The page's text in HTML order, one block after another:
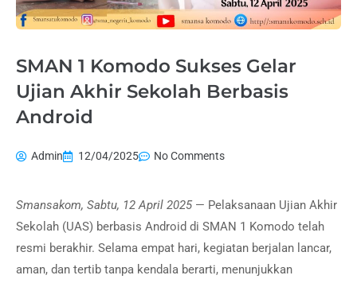
SMAN 1 Komodo Sukses Gelar
Ujian Akhir Sekolah Berbasis
Android
Admin 12/04/2025 No Comments
Smansakom, Sabtu, 12 April 2025— Pelaksanaan Ujian Akhir
Sekolah (UAS) berbasis Android di SMAN 1 Komodo telah
resmi berakhir. Selama empat hari, kegiatan berjalan lancar,
aman, dan tertib tanpa kendala berarti, menunjukkan